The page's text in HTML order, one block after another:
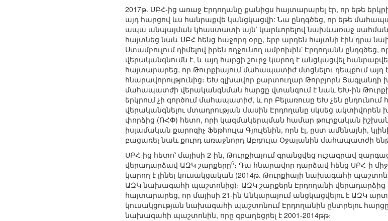
2017թ. ՍԲՀ-ից առաջ Էրդողանը քանիցս հայտարարել էր, որ եթե
այդ հարցով ևս հանրաքվե կանցկացվի: Նա ընդգծեց, որ եթե
ապա անպայման կհաստատի այն՝ կարևորելով նախևառաջ
հայտնեց նաև ՍԲՀ հենց հաջորդ օրը, երբ արդեն հայտնի էին դրա
Ստամբուլում դիմելով իրեն ողջունող ամբոխին՝ Էրդողանն
վերականգնումն է, և այդ հարցի շուրջ կարող է անցկացվել հանրաքվե
հայտարարեց, որ Թուրքիայում մահապատիժ մտցնելու դեպքում այդ
հնարավորությունից։ ԵԽ գլխավոր քարտուղար Թորբյորն Յագլանդի
մահապատժի վերականգնման հարցը վտանգում է նաև ԵԽ-ին
երկրում չի գործում մահապատիժ, և որ Բելառուսը ԵԽ չեն
վերականգնելու մտադրության մասին Էրդողանը սկսեց ակտիվորեն
փորձից (ՌՀՓ) հետո, որի կազմակերպման համար թուրքական
իսլամական քարոզիչ Ֆեթհուլա Գյուլենին, որն էլ, ըստ
բացառել նաև քուրդ առաջնորդ Աբդուլա Օջալանին մահապատժի
ՍԲՀ-ից հետո՝ մայիսի 2-ին, Թուրքիայում գրանցվեց ուշագրավ
վերադարձավ ԱԶԿ շարքերը6։ Դա հնարավոր դարձավ հենց ՍԲՀ-ի
կարող է լինել կուսակցական (2014թ. Թուրքիայի նախագահի
ԱԶԿ նախագահի պաշտոնից)։ ԱԶԿ շարքերն Էրդողանի վերադարձից
հայտարարեց, որ մայիսի 21-ին Անկարայում անցկացվելու է ԱԶԿ
կուսակցության նախագահի պաշտոնում Էրդողանին ընտրելու հարցը
նախագահի պաշտոնին, որը զբաղեցրել է 2001-2014թթ։